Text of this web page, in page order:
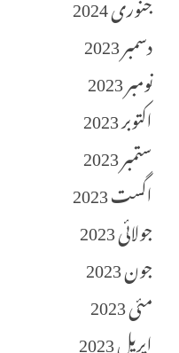
دسمبر 2023
نومبر 2023
اکتوبر 2023
ستمبر 2023
اگست 2023
جولائی 2023
جون 2023
مئی 2023
اپریل 2023